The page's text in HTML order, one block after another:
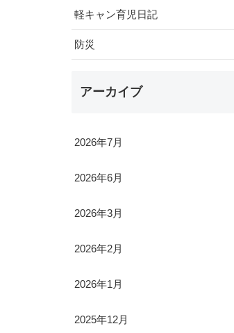
軽キャン育児日記
防災
アーカイブ
2026年7月
2026年6月
2026年3月
2026年2月
2026年1月
2025年12月